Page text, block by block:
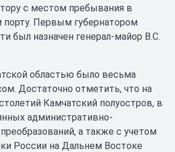
с местом пребывания в
Первым губернатором
был назначен генерал-майор В.С.
областью было весьма
Достаточно отметить, что на
Камчатский полуостров, в
административно-
а также с учетом
России на Дальнем Востоке